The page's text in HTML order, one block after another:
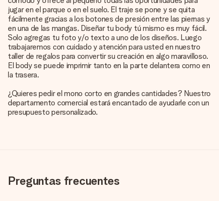
jugar en el parque o en el suelo. El traje se pone y se quita
fácilmente gracias a los botones de presión entre las piernas y
en una de las mangas. Diseñar tu body tú mismo es muy fácil.
Solo agregas tu foto y/o texto a uno de los diseños. Luego
trabajaremos con cuidado y atención para usted en nuestro
taller de regalos para convertir su creación en algo maravilloso.
El body se puede imprimir tanto en la parte delantera como en
la trasera.
¿Quieres pedir el mono corto en grandes cantidades? Nuestro
departamento comercial estará encantado de ayudarle con un
presupuesto personalizado.
Preguntas frecuentes